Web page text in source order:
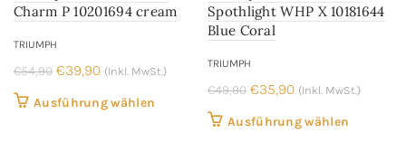
gewählt
gewählt
Charm P 10201694 cream
TRIUMPH
€54,90 Ursprünglicher
€39,90Aktueller
ist:
(Inkl. MwSt.)
Ausführung wählen
Spothlight WHP X 10181644
Blue Coral
TRIUMPH
€49,90 Ursprünglicher
€35,90Aktueller
ist:
(Inkl. MwSt.)
Ausführung wählen